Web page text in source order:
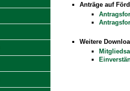
Anträge auf
Weitere